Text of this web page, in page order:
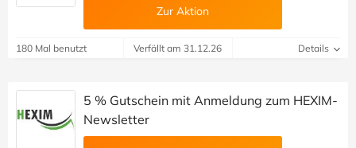
Zur Aktion
180 Mal benutzt Verfällt am 31.12.26 Details
5 % Gutschein mit Anmeldung zum HEXIM-
Newsletter